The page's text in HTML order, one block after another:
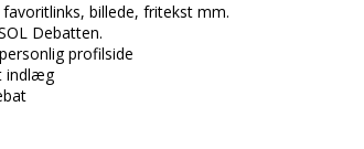
billede, fritekst mm.
Debatten.
profilside
indlæg